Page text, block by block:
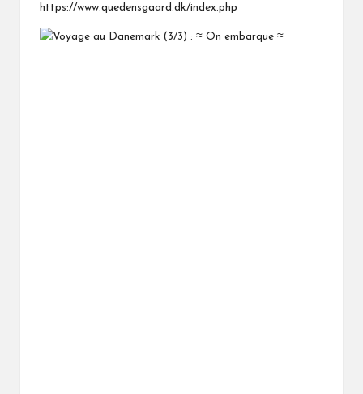
https://www.quedensgaard.dk/index.php